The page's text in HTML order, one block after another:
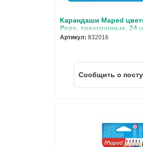
Карандаши Maped
Peps, трехгранные, 24
металлической
Артикул: 832016
Cообщить о